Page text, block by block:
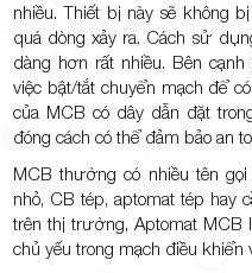
nhiều. Thiết bị này sẽ không
quá dòng xảy ra. Cách sử
dàng hơn rất nhiều. Bên
việc bật/tắt chuyển mạch để
của MCB có dây dẫn đặt
đóng cách có thể đảm bảo an
MCB thường có nhiều tên
nhỏ, CB tép, aptomat tép hay
trên thị trường, Aptomat
chủ yếu trong mạch điều khiển